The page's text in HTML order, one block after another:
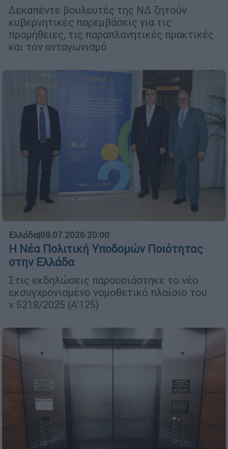
Δεκαπέντε βουλευτές της ΝΔ ζητούν
κυβερνητικές παρεμβάσεις για τις
προμήθειες, τις παραπλανητικές πρακτικές
και τον ανταγωνισμό
Ελλάδα|09.07.2026 20:00
Η Νέα Πολιτική Υποδομών Ποιότητας
στην Ελλάδα
Στις εκδηλώσεις παρουσιάστηκε το νέο
εκσυγχρονισμένο νομοθετικό πλαίσιο του
ν.5218/2025 (Α’125)